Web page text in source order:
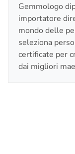
Gemmologo
importatore
mondo delle
seleziona
certificate per
dai migliori